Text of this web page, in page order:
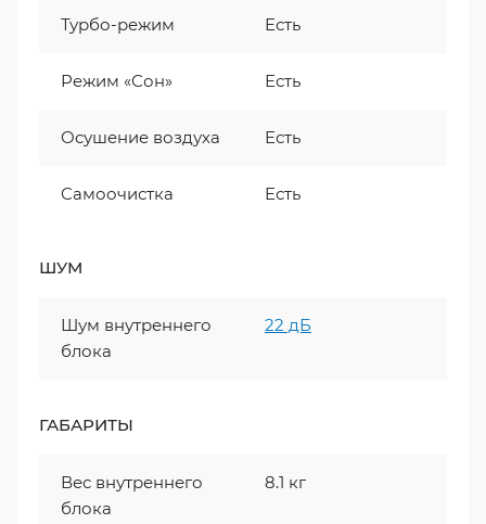
Турбо-режим Есть
Режим «Сон» Есть
Осушение воздуха Есть
Самоочистка Есть
ШУМ
Шум внутреннего
блока
22 дБ
ГАБАРИТЫ
Вес внутреннего
блока
8.1 кг